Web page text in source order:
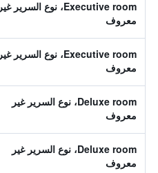
Executive room، نوع السرير غير
معروف
Executive room، نوع السرير غير
معروف
Deluxe room، نوع السرير غير
معروف
Deluxe room، نوع السرير غير
معروف